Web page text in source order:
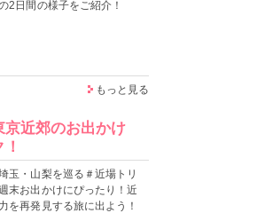
2日間の様子をご紹介！
もっと見る
近郊のお出かけ
玉・山梨を巡る＃近場トリ
末お出かけにぴったり！近
を再発見する旅に出よう！